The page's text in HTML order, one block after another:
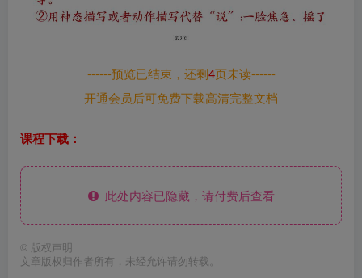
------预览已结束，还剩4页未读------
开通会员后可免费下载高清完整文档
课程下载：
此处内容已隐藏，请付费后查看
© 版权声明
文章版权归作者所有，未经允许请勿转载。